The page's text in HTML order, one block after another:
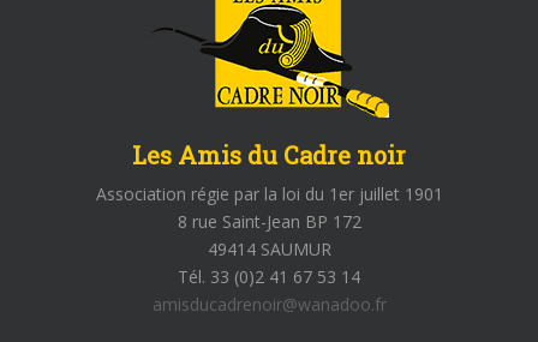
Les Amis du Cadre noir
Association régie par la loi du 1er juillet 1901
8 rue Saint-Jean BP 172
49414 SAUMUR
Tél. 33 (0)2 41 67 53 14
amisducadrenoir@wanadoo.fr